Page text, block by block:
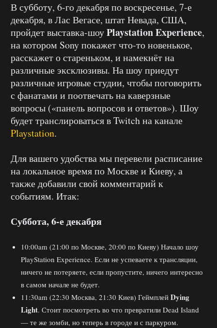
В субботу, 6-го декабря по воскресенье, 7-е
декабря, в Лас Вегасе, штат Невада, США,
пройдет выставка-шоуPlaystation Experience,
на котором Sony покажет что-то новенькое,
расскажет о стареньком, и намекнёт на
различные эксклюзивы. На шоу приедут
различные игровые студии, чтобы поговорить
с фанатами и поотвечать на каверзные
вопросы («панель вопросов и ответов»). Шоу
будет транслироваться в Twitch на канале
Playstation.
Для вашего удобства мы перевели расписание
на локальное время по Москве и Киеву, а
также добавили свой комментарий к
событиям. Итак:
Суббота, 6-е декабря
10:00am (21:00 по Москве, 20:00 по Киеву) Начало шоу
PlayStation Experience. Если не успеваете к трансляции,
ничего не потеряете, если пропустите, ничего интересно
в самом начале не будет.
11:30am (22:30 Москва, 21:30 Киев) Геймплей Dying
Light. Стоит посмотреть во что превратили Dead Island
— те же зомби, но теперь в городе и с паркуром.